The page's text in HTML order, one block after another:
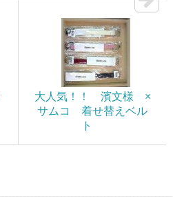
大人気！！ 濱文様 ×
サムコ 着せ替えベル
ト